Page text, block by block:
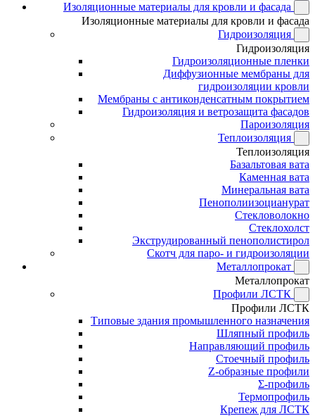
Изоляционные материалы для кровли и фасада
Изоляционные материалы для кровли и фасада
Гидроизоляция
Гидроизоляция
Гидроизоляционные пленки
Диффузионные мембраны для
гидроизоляции кровли
Мембраны с антиконденсатным покрытием
Гидроизоляция и ветрозащита фасадов
Пароизоляция
Теплоизоляция
Теплоизоляция
Базальтовая вата
Каменная вата
Минеральная вата
Пенополиизоцианурат
Стекловолокно
Стеклохолст
Экструдированный пенополистирол
Скотч для паро- и гидроизоляции
Металлопрокат
Металлопрокат
Профили ЛСТК
Профили ЛСТК
Типовые здания промышленного назначения
Шляпный профиль
Направляющий профиль
Стоечный профиль
Z-образные профили
Σ-профиль
Термопрофиль
Крепеж для ЛСТК